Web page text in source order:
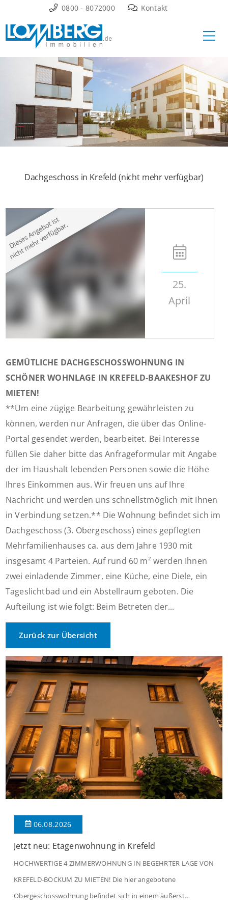
Inhalt
springen
0800 - 8072000 Kontakt
Dachgeschoss in Krefeld (nicht mehr verfügbar)
25.
April
GEMÜTLICHE DACHGESCHOSSWOHNUNG IN
SCHÖNER WOHNLAGE IN KREFELD-BAAKESHOF ZU
MIETEN!
**Um eine zügige Bearbeitung gewährleisten zu
können, werden nur Anfragen, die über das Online-
Portal gesendet werden, bearbeitet. Bei Interesse
füllen Sie daher bitte das Anfrageformular mit Angabe
der im Haushalt lebenden Personen sowie die Höhe
Ihres Einkommen aus. Wir freuen uns auf Ihre
Nachricht und werden uns schnellstmöglich mit Ihnen
in Verbindung setzen.** Die Wohnung befindet sich im
Dachgeschoss (3. Obergeschoss) eines gepflegten
Mehrfamilienhauses ca. aus dem Jahre 1930 mit
insgesamt 4 Parteien. Auf rund 60 m² werden Ihnen
zwei einladende Zimmer, eine Küche, eine Diele, ein
Tageslichtbad und ein Abstellraum geboten. Die
Aufteilung ist wie folgt: Beim Betreten der...
Zurück zur Übersicht
06.08.2026
Jetzt neu: Etagenwohnung in Krefeld
HOCHWERTIGE 4 ZIMMERWOHNUNG IN BEGEHRTER LAGE VON
KREFELD-BOCKUM ZU MIETEN! Die hier angebotene
Obergeschosswohnung befindet sich in einem äußerst